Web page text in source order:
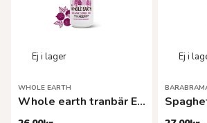
WHOLE EARTH
Whole earth tranbär EKO 33cl